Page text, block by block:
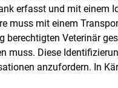
erfasst und mit einem
muss mit einem
berechtigten Veterinär
muss. Diese
anzufordern. In